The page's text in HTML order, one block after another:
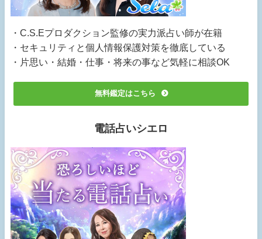
・C.S.Eプロダクション監修の実力派占い師が在籍
・セキュリティと個人情報保護対策を徹底している
・片思い・結婚・仕事・将来の事など気軽に相談OK
無料鑑定はこちら
電話占いシエロ